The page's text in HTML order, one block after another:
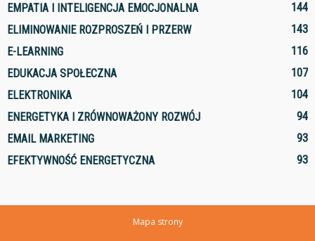
EMPATIA I INTELIGENCJA EMOCJONALNA
144
ELIMINOWANIE ROZPROSZEŃ I PRZERW
143
E-LEARNING
116
EDUKACJA SPOŁECZNA
107
ELEKTRONIKA
104
ENERGETYKA I ZRÓWNOWAŻONY ROZWÓJ
94
EMAIL MARKETING
93
EFEKTYWNOŚĆ ENERGETYCZNA
93
Mapa strony